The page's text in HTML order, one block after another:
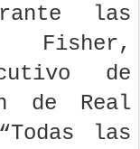
las
Fisher,
de
de Real
las